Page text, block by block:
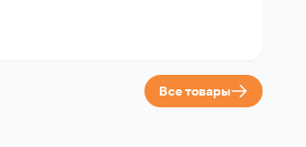
Все товары